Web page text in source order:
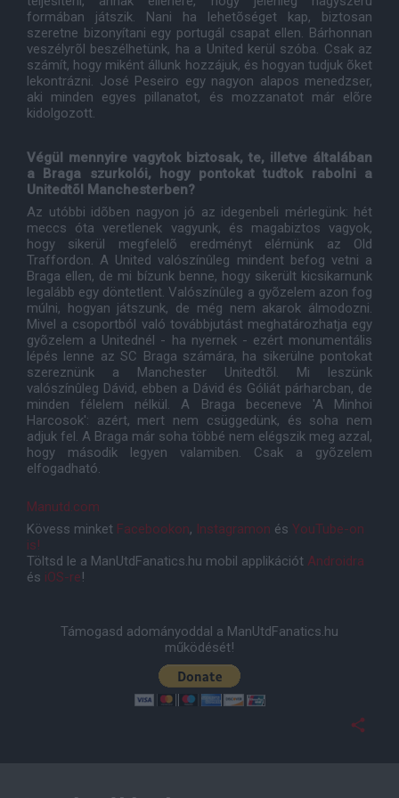
formában játszik. Nani ha lehetõséget kap, biztosan
szeretne bizonyítani egy portugál csapat ellen. Bárhonnan
veszélyrõl beszélhetünk, ha a United kerül szóba. Csak az
számít, hogy miként állunk hozzájuk, és hogyan tudjuk õket
lekontrázni. José Peseiro egy nagyon alapos menedzser,
aki minden egyes pillanatot, és mozzanatot már elõre
kidolgozott.
Végül mennyire vagytok biztosak, te, illetve általában
a Braga szurkolói, hogy pontokat tudtok rabolni a
Unitedtõl Manchesterben?
Az utóbbi idõben nagyon jó az idegenbeli mérlegünk: hét
meccs óta veretlenek vagyunk, és magabiztos vagyok,
hogy sikerül megfelelõ eredményt elérnünk az Old
Traffordon. A United valószínûleg mindent befog vetni a
Braga ellen, de mi bízunk benne, hogy sikerült kicsikarnunk
legalább egy döntetlent. Valószínûleg a gyõzelem azon fog
múlni, hogyan játszunk, de még nem akarok álmodozni.
Mivel a csoportból való továbbjutást meghatározhatja egy
gyõzelem a Unitednél - ha nyernek - ezért monumentális
lépés lenne az SC Braga számára, ha sikerülne pontokat
szereznünk a Manchester Unitedtõl. Mi leszünk
valószínûleg Dávid, ebben a Dávid és Góliát párharcban, de
minden félelem nélkül. A Braga beceneve 'A Minhoi
Harcosok': azért, mert nem csüggedünk, és soha nem
adjuk fel. A Braga már soha többé nem elégszik meg azzal,
hogy második legyen valamiben. Csak a gyõzelem
elfogadható.
Manutd.com
Kövess minket Facebookon, Instagramon és YouTube-on
is!
Töltsd le a ManUtdFanatics.hu mobil applikációt Androidra
és iOS-re!
Támogasd adományoddal a ManUtdFanatics.hu
működését!